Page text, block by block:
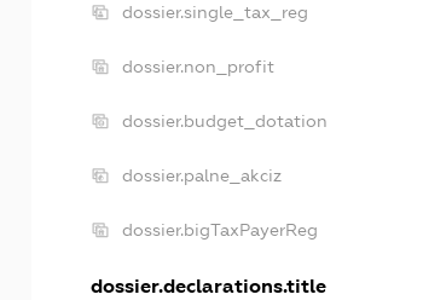
dossier.single_tax_reg
dossier.non_profit
dossier.budget_dotation
dossier.palne_akciz
dossier.bigTaxPayerReg
dossier.declarations.title